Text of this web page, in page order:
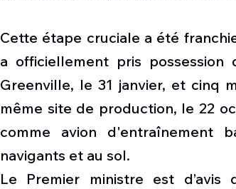
Cette étape cruciale a été
a officiellement pris
Greenville, le 31 janvier, et cinq
même site de production, le 22
comme avion d'entraînement
navigants et au sol.
Le Premier ministre est d’avis